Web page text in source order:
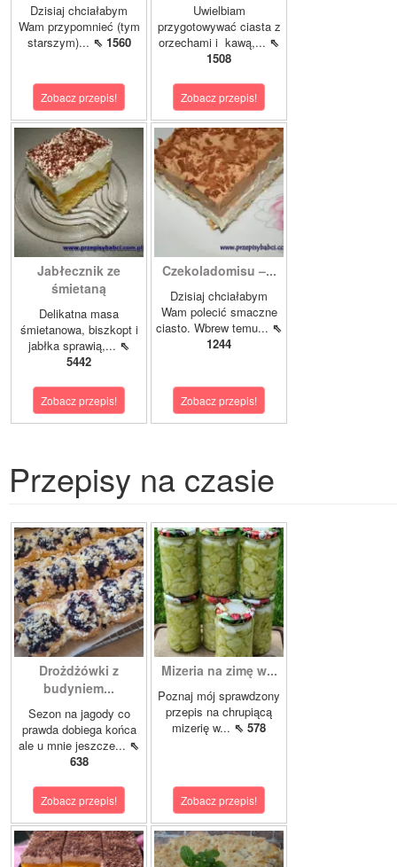
Dzisiaj chciałabym
Wam przypomnieć (tym
starszym)... ⇖ 1560
Zobacz przepis!
Uwielbiam
przygotowywać ciasta z
orzechami i kawą,... ⇖
1508
Zobacz przepis!
Jabłecznik ze
śmietaną
Delikatna masa
śmietanowa, biszkopt i
jabłka sprawią,... ⇖
5442
Zobacz przepis!
Czekoladomisu –...
Dzisiaj chciałabym
Wam polecić smaczne
ciasto. Wbrew temu... ⇖
1244
Zobacz przepis!
Przepisy na czasie
Drożdżówki z
budyniem...
Sezon na jagody co
prawda dobiega końca
ale u mnie jeszcze... ⇖
638
Zobacz przepis!
Mizeria na zimę w...
Poznaj mój sprawdzony
przepis na chrupiącą
mizerię w... ⇖ 578
Zobacz przepis!